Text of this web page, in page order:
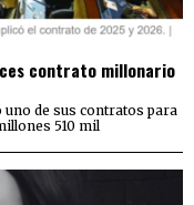
contrato millonario
uno de sus contratos para
510 mil